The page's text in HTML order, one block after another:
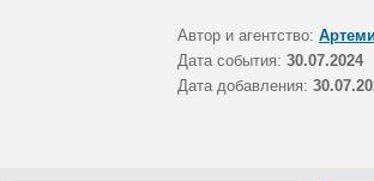
Автор и агентство:
Дата события: 30.07.2024
Дата добавления: